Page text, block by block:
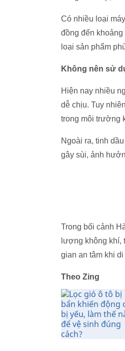
Có nhiều loại
đồng đến
loại sản phẩm
Không nên sử
Hiện nay nhiều
dễ chịu. Tuy
trong môi trường
Ngoài ra, tinh
gây sùi, ảnh
Trong bối cảnh
lượng không khí,
gian an tâm khi
Theo Zing